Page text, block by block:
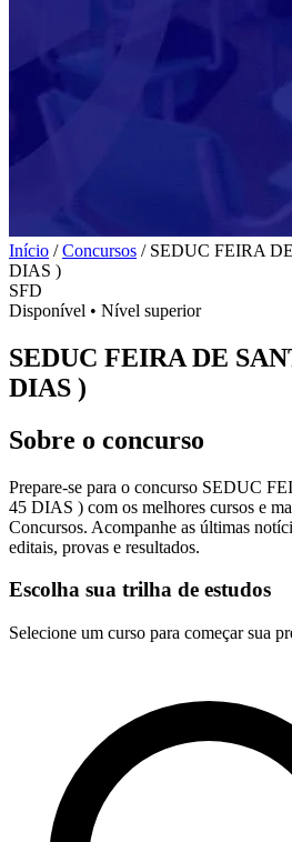
Início / Concursos / SEDUC FEIRA
DIAS )
SFD
Disponível • Nível superior
SEDUC FEIRA DE
DIAS )
Sobre o concurso
Prepare-se para o concurso SEDUC
45 DIAS ) com os melhores cursos e
Concursos. Acompanhe as últimas
editais, provas e resultados.
Escolha sua trilha de estudos
Selecione um curso para começar sua